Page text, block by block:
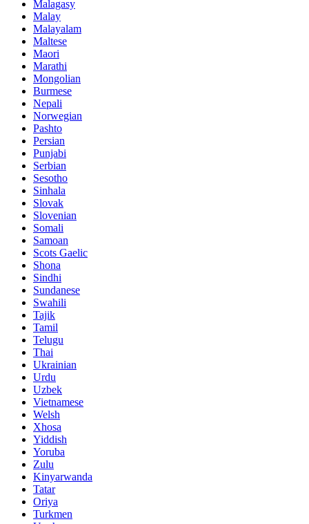
Malagasy
Malay
Malayalam
Maltese
Maori
Marathi
Mongolian
Burmese
Nepali
Norwegian
Pashto
Persian
Punjabi
Serbian
Sesotho
Sinhala
Slovak
Slovenian
Somali
Samoan
Scots Gaelic
Shona
Sindhi
Sundanese
Swahili
Tajik
Tamil
Telugu
Thai
Ukrainian
Urdu
Uzbek
Vietnamese
Welsh
Xhosa
Yiddish
Yoruba
Zulu
Kinyarwanda
Tatar
Oriya
Turkmen